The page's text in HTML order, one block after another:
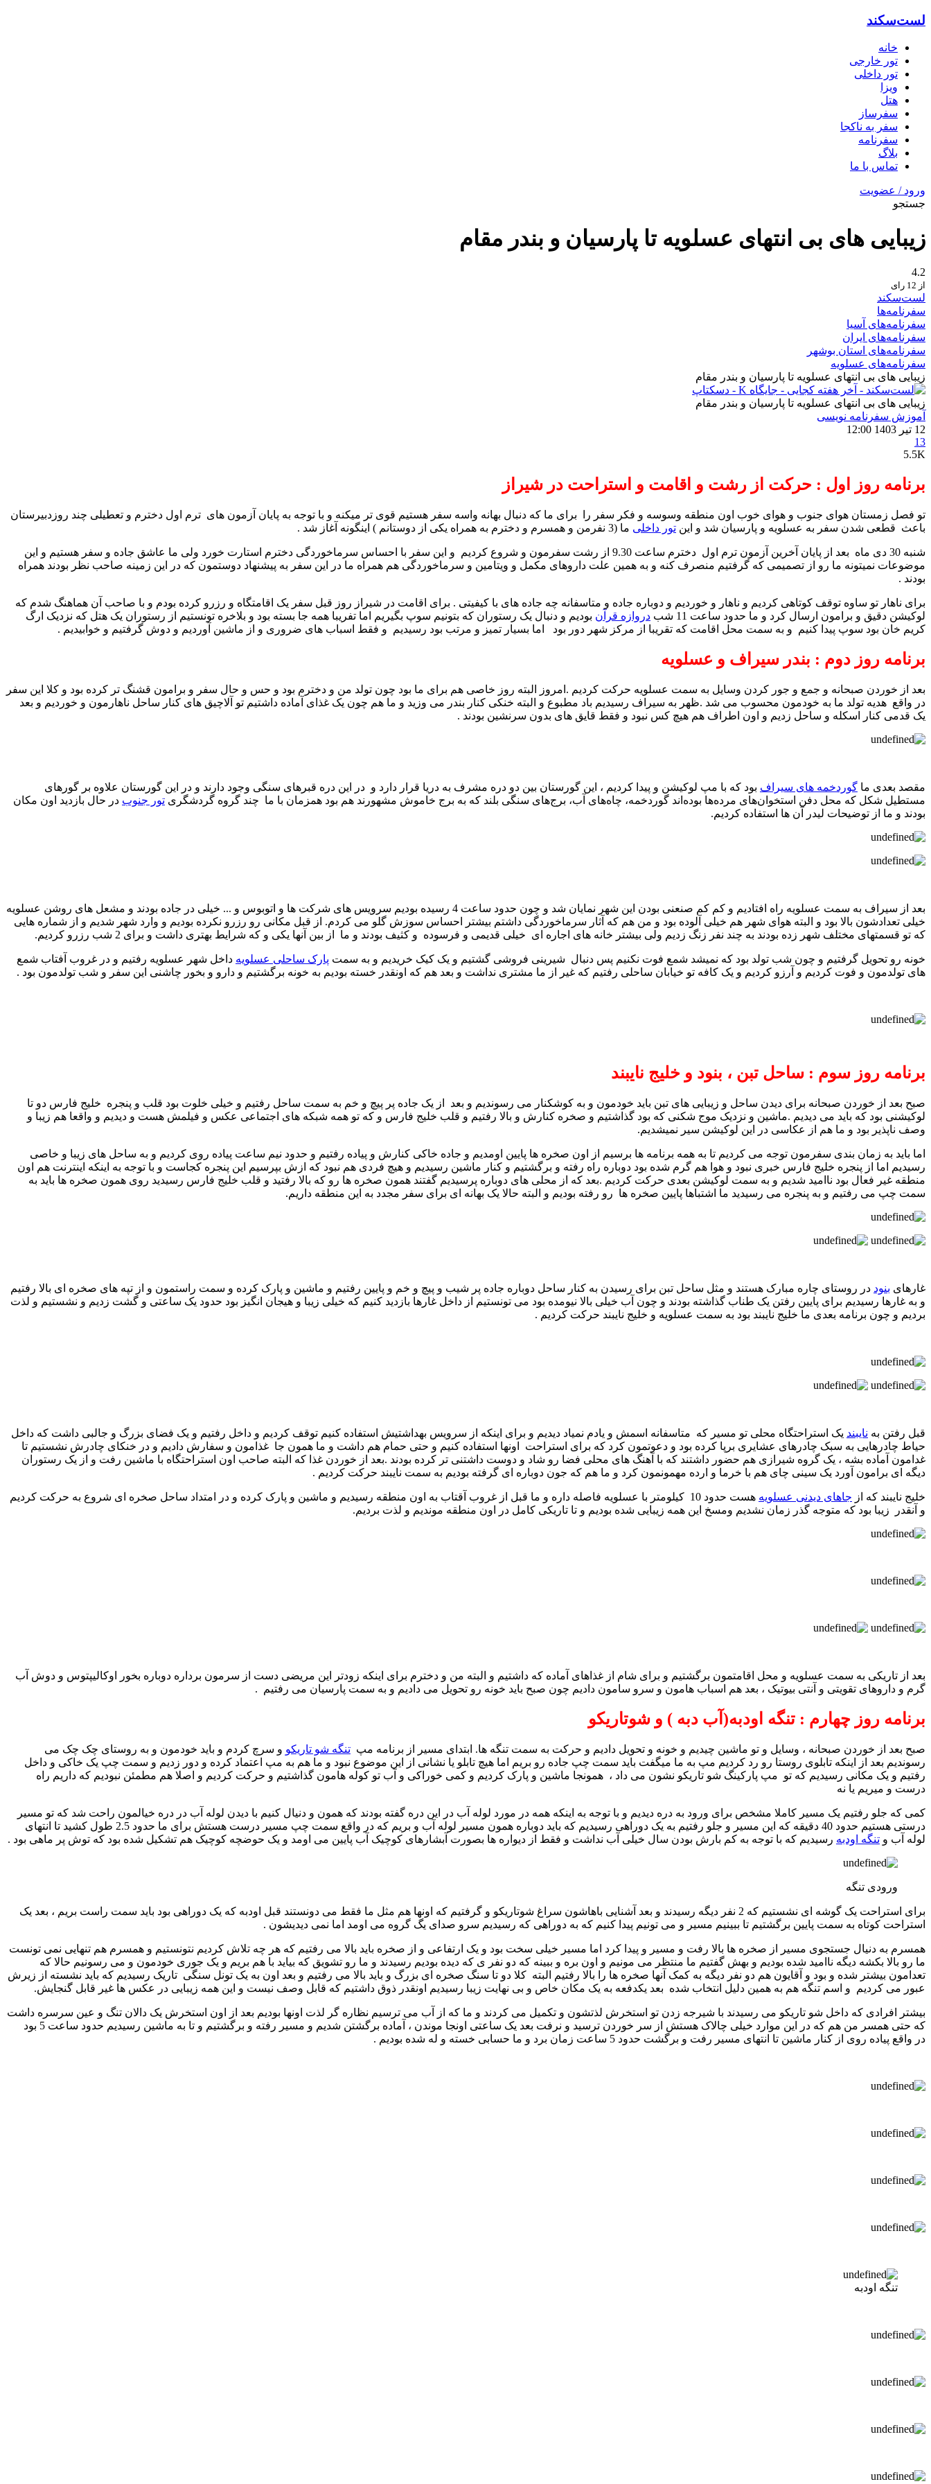
لست‌سکند
خانه
تور خارجی
تور داخلی
ویزا
هتل‌
سفرساز
سفر به ناکجا
سفرنامه
بلاگ
تماس با ما
ورود / عضویت
جستجو
زیبایی های بی انتهای عسلویه تا پارسیان و بندر مقام
4.2
از 12 رای
لست‌سکند
سفرنامه‌ها
سفرنامه‌های آسیا
سفرنامه‌های ایران
سفرنامه‌های استان بوشهر
سفرنامه‌های عسلویه
زیبایی های بی انتهای عسلویه تا پارسیان و بندر مقام
زیبایی های بی انتهای عسلویه تا پارسیان و بندر مقام
آموزش سفرنامه‌ نویسی
12 تیر 1403 12:00
13
5.5K
برنامه روز اول : حرکت از رشت و اقامت و استراحت در شیراز
تو فصل زمستان هوای جنوب و هوای خوب اون منطقه وسوسه و فکر سفر را برای ما که دنبال بهانه واسه سفر هستیم قوی تر میکنه و با توجه به پایان آزمون های ترم اول دخترم و تعطیلی چند روزدبیرستان
باعث قطعی شدن سفر به عسلویه و پارسیان شد و این تور داخلی ما (3 نفرمن و همسرم و دخترم به همراه یکی از دوستانم ) اینگونه آغاز شد .
شنبه 30 دی ماه بعد از پایان آخرین آزمون ترم اول دخترم ساعت 9.30 از رشت سفرمون و شروع کردیم و این سفر با احساس سرماخوردگی دخترم استارت خورد ولی ما عاشق جاده و سفر هستیم و این
موضوعات نمیتونه ما رو از تصمیمی که گرفتیم منصرف کنه و به همین علت داروهای مکمل و ویتامین و سرماخوردگی هم همراه ما در این سفر به پیشنهاد دوستمون که در این زمینه صاحب نظر بودند همراه
بودند .
برای ناهار تو ساوه توقف کوتاهی کردیم و ناهار و خوردیم و دوباره جاده و متاسفانه چه جاده های با کیفیتی . برای اقامت در شیراز روز قبل سفر یک اقامتگاه و رزرو کرده بودم و با صاحب آن هماهنگ شدم که
لوکیشن دقیق و برامون ارسال کرد و ما حدود ساعت 11 شب
دروازه قرآن بودیم و دنبال یک رستوران که بتونیم سوپ بگیریم اما تفریبا همه جا بسته بود و بلاخره تونستیم از رستوران یک هتل که نزدیک ارگ
کریم خان بود سوپ پیدا کنیم و به سمت محل اقامت که تقریبا از مرکز شهر دور بود اما بسیار تمیز و مرتب بود رسیدیم و فقط اسباب های ضروری و از ماشین آوردیم و دوش گرفتیم و خوابیدیم .
برنامه روز دوم : بندر سیراف و عسلویه
بعد از خوردن صبحانه و جمع و جور کردن وسایل به سمت عسلویه حرکت کردیم .امروز البته روز خاصی هم برای ما بود چون تولد من و دخترم بود و حس و حال سفر و برامون قشنگ تر کرده بود و کلا این سفر
در واقع هدیه تولد ما به خودمون محسوب می شد .ظهر به سیراف رسیدیم باد مطبوع و البته خنکی کنار بندر می وزید و ما هم چون یک غذای آماده داشتیم تو آلاچیق های کنار ساحل ناهارمون و خوردیم و بعد
یک قدمی کنار اسکله و ساحل زدیم و اون اطراف هم هیچ کس نبود و فقط قایق های بدون سرنشین بودند .
مقصد بعدی ما گوردخمه های سیراف بود که با مپ لوکیشن و پیدا کردیم ، این گورستان بین دو دره مشرف به دریا قرار دارد و در این دره قبر‌های سنگی وجود دارند و در این گورستان علاوه بر گورهای
مستطیل شکل که محل دفن استخوان‌های مرده‌ها بوده‌اند گور‌دخمه، چاه‌های آب، برج‌های سنگی بلند که به برج خاموش مشهورند هم بود همزمان با ما چند گروه گردشگری تور جنوب در حال بازدید اون مکان
بودند و ما از توضیحات لیدر آن ها استفاده کردیم.
بعد از سیراف به سمت عسلویه راه افتادیم و کم کم صنعنی بودن این شهر نمایان شد و چون حدود ساعت 4 رسیده بودیم سرویس های شرکت ها و اتوبوس و ... خیلی در جاده بودند و مشعل های روشن عسلویه
خیلی تعدادشون بالا بود و البته هوای شهر هم خیلی آلوده بود و من هم که آثار سرماخوردگی داشتم بیشتر احساس سوزش گلو می کردم. از قبل مکانی رو رزرو نکرده بودیم و وارد شهر شدیم و از شماره هایی
که تو قسمتهای مختلف شهر زده بودند به چند نفر زنگ زدیم ولی بیشتر خانه های اجاره ای خیلی قدیمی و فرسوده و کثیف بودند و ما از بین آنها یکی و که شرایط بهتری داشت و برای 2 شب رزرو کردیم.
خونه رو تحویل گرفتیم و چون شب تولد بود که نمیشد شمع فوت نکنیم پس دنبال شیرینی فروشی گشتیم و یک کیک خریدیم و به سمت پارک ساحلی عسلویه داخل شهر عسلویه رفتیم و در غروب آفتاب شمع
های تولدمون و فوت کردیم و آرزو کردیم و یک کافه تو خیابان ساحلی رفتیم که غیر از ما مشتری نداشت و بعد هم که اونقدر خسته بودیم به خونه برگشتیم و دارو و بخور چاشنی این سفر و شب تولدمون بود .
برنامه روز سوم : ساحل تبن ، بنود و خلیج نایبند
صبح بعد از خوردن صبحانه برای دیدن ساحل و زیبایی های تبن باید خودمون و به کوشکنار می رسوندیم و بعد از یک جاده پر پیچ و خم به سمت ساحل رفتیم و خیلی خلوت بود قلب و پنجره خلیج فارس دو تا
لوکیشنی بود که باید می دیدیم .ماشین و نزدیک موج شکنی که بود گذاشتیم و صخره کنارش و بالا رفتیم و قلب خلیج فارس و که تو همه شبکه های اجتماعی عکس و فیلمش هست و دیدیم و واقعا هم زیبا و
وصف ناپذیر بود و ما هم از عکاسی در این لوکیشن سیر نمیشدیم.
اما باید به زمان بندی سفرمون توجه می کردیم تا به همه برنامه ها برسیم از اون صخره ها پایین اومدیم و جاده خاکی کنارش و پیاده رفتیم و حدود نیم ساعت پیاده روی کردیم و به ساحل های زیبا و خاصی
رسیدیم اما از پنجره خلیج فارس خبری نبود و هوا هم گرم شده بود دوباره راه رفته و برگشتیم و کنار ماشین رسیدیم و هیچ فردی هم نبود که ازش بپرسیم این پنجره کجاست و با توجه به اینکه اینترنت هم اون
منطقه غیر فعال بود ناامید شدیم و به سمت لوکیشن بعدی حرکت کردیم .بعد که از محلی های دوباره پرسیدیم گفتند همون صخره ها رو که بالا رفتید و قلب خلیج فارس رسیدید روی همون صخره ها باید به
سمت چپ می رفتیم و به پنجره می رسیدید ما اشتباها پایین صخره ها رو رفته بودیم و البته حالا یک بهانه ای برای سفر مجدد به این منطقه داریم.
غارهای بنود در روستای چاره مبارک هستند و مثل ساحل تبن برای رسیدن به کنار ساحل دوباره جاده پر شیب و پیچ و خم و پایین رفتیم و ماشین و پارک کرده و سمت راستمون و از تپه های صخره ای بالا رفتیم
و به غارها رسیدیم برای پایین رفتن یک طناب گذاشته بودند و چون آب خیلی بالا نیومده بود می تونستیم از داخل غارها بازدید کنیم که خیلی زیبا و هیجان انگیز بود حدود یک ساعتی و گشت زدیم و نشستیم و لذت
بردیم و چون برنامه بعدی ما خلیج نایبند بود به سمت عسلویه و خلیج نایبند حرکت کردیم .
قبل رفتن به نایبند یک استراحتگاه محلی تو مسیر که متاسفانه اسمش و یادم نمیاد دیدیم و برای اینکه از سرویس بهداشتیش استفاده کنیم توقف کردیم و داخل رفتیم و یک فضای بزرگ و جالبی داشت که داخل
حیاط چادرهایی به سبک چادرهای عشایری برپا کرده بود و دعوتمون کرد که برای استراحت اونها استفاده کنیم و حتی حمام هم داشت و ما همون جا غذامون و سفارش دادیم و در خنکای چادرش نشستیم تا
غدامون آماده بشه ، یک گروه شیرازی هم حضور داشتند که با آهنگ های محلی فضا رو شاد و دوست داشتنی تر کرده بودند .بعد از خوردن غذا که البته صاحب اون استراحتگاه با ماشین رفت و از یک رستوران
دیگه ای برامون آورد یک سینی چای هم با خرما و ارده مهمونمون کرد و ما هم که جون دوباره ای گرفته بودیم به سمت نایبند حرکت کردیم .
خلیج نایبند که از جاهای دیدنی عسلویه
هست حدود 10 کیلومتر با عسلویه فاصله داره و ما قبل از غروب آقتاب به اون منطقه رسیدیم و ماشین و پارک کرده و در امتداد ساحل صخره ای شروع به حرکت کردیم
و آنقدر زیبا بود که متوجه گذر زمان نشدیم ومسخ این همه زیبایی شده بودیم و تا تاریکی کامل در اون منطقه موندیم و لذت بردیم.
بعد از تاریکی به سمت عسلویه و محل اقامتمون برگشتیم و برای شام از غذاهای آماده که داشتیم و البته من و دخترم برای اینکه زودتر این مریضی دست از سرمون برداره دوباره بخور اوکالیپتوس و دوش آب
گرم و داروهای تقویتی و آنتی بیوتیک ، بعد هم اسباب هامون و سرو سامون دادیم چون صبح باید خونه رو تحویل می دادیم و به سمت پارسیان می رفتیم .
برنامه روز چهارم : تنگه اودبه(آب دبه ) و شوتاریکو
صبح بعد از خوردن صبحانه ، وسایل و تو ماشین چیدیم و خونه و تحویل دادیم و حرکت به سمت تنگه ها. ابتدای مسیر از برنامه مپ تنگه شو تاریکو و سرچ کردم و باید خودمون و به روستای چک چک می
رسوندیم بعد از اینکه تابلوی روستا رو رد کردیم مپ به ما میگفت باید سمت چپ جاده رو بریم اما هیچ تابلو یا نشانی از این موضوع نبود و ما هم به مپ اعتماد کرده و دور زدیم و سمت چپ یک خاکی و داخل
رفتیم و یک مکانی رسیدیم که تو مپ پارکینگ شو تاریکو نشون می داد ، همونجا ماشین و پارک کردیم و کمی خوراکی و آب تو کوله هامون گذاشتیم و حرکت کردیم و اصلا هم مطمئن نبودیم که داریم راه
درست و میریم یا نه
کمی که جلو رفتیم یک مسیر کاملا مشخص برای ورود به دره دیدیم و با توجه به اینکه همه در مورد لوله آب در این دره گفته بودند که همون و دنیال کنیم با دیدن لوله آب در دره خیالمون راحت شد که تو مسیر
درستی هستیم حدود 40 دقیقه که این مسیر و جلو رفتیم به یک دوراهی رسیدیم که باید دوباره همون مسیر لوله آب و بریم که در واقع سمت چپ مسیر درست هستش برای ما حدود 2.5 طول کشید تا انتهای
لوله آب و تنگه اودبه رسیدیم که با توجه به کم بارش بودن سال خیلی آب نداشت و فقط از دیواره ها بصورت آبشارهای کوچیک آب پایین می اومد و یک حوضچه کوچیک هم تشکیل شده بود که توش پر ماهی بود .
ورودی تنگه
برای استراحت یک گوشه ای نشستیم که 2 نفر دیگه رسیدند و بعد آشنایی باهاشون سراغ شوتاریکو و گرفتیم که اونها هم مثل ما فقط می دونستند قبل اودبه که یک دوراهی بود باید سمت راست بریم ، بعد یک
استراحت کوتاه به سمت پایین برگشتیم تا ببینیم مسیر و می تونیم پیدا کنیم که به دوراهی که رسیدیم سرو صدای یگ گروه می اومد اما نمی دیدیشون .
همسرم به دنیال جستجوی مسیر از صخره ها بالا رفت و مسیر و پیدا کرد اما مسیر خیلی سخت بود و یک ارتفاعی و از صخره باید بالا می رفتیم که هر چه تلاش کردیم نتونستیم و همسرم هم تنهایی نمی تونست
ما رو بالا بکشه دیگه ناامید شده بودیم و بهش گفتیم ما منتظر می مونیم و اون بره و ببینه که دو نفر ی که دیده بودیم رسیدند و ما رو تشویق که بیاید با هم بریم و یک جوری خودمون و می رسونیم حالا که
تعدامون بیشتر شده و بود و آقایون هم دو نفر دیگه به کمک آنها صخره ها را بالا رفتیم البته کلا دو تا سنگ صخره ای بزرگ و باید بالا می رفتیم و بعد اون به یک تونل سنگی تاریک رسیدیم که باید نشسته از زیرش
عبور می کردیم و اسم تنگه هم به همین دلیل انتخاب شده بعد یکدفعه به یک مکان خاص و بی نهایت زیبا رسیدیم اونقدر ذوق داشتیم که قابل وصف نیست و این همه زیبایی در عکس ها غیر قابل گنجایش.
بیشتر افرادی که داخل شو تاریکو می رسیدند با شیرجه زدن تو استخرش لذتشون و تکمیل می کردند و ما که از آب می ترسیم نظاره گر لذت اونها بودیم بعد از اون استخرش یک دالان تنگ و عین سرسره داشت
که حتی همسر من هم که در این موارد خیلی چالاک هستش از سر خوردن ترسید و نرفت بعد یک ساعتی اونجا موندن ، آماده برگشتن شدیم و مسیر رفته و برگشتیم و تا به ماشین رسیدیم حدود ساعت 5 بود
در واقع پیاده روی از کنار ماشین تا انتهای مسیر رفت و برگشت حدود 5 ساعت زمان برد و ما حسابی خسته و له شده بودیم .
تنگه اودبه